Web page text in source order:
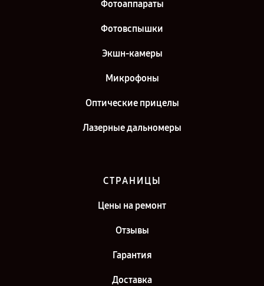
Фотоаппараты
Фотовспышки
Экшн-камеры
Микрофоны
Оптические прицелы
Лазерные дальномеры
СТРАНИЦЫ
Цены на ремонт
Отзывы
Гарантия
Доставка